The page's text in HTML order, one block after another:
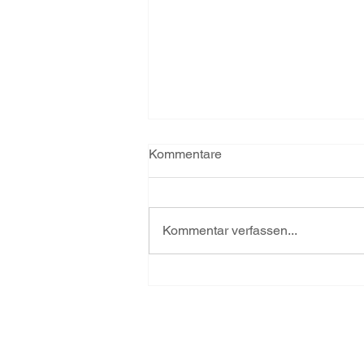
Truppführer
Kommentare
Kommentar verfassen...